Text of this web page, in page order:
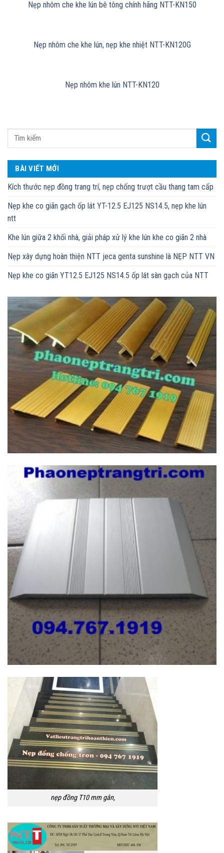
BÀI VIẾT MỚI
Kích thước nẹp đồng trang trí, nẹp chống trượt cầu thang tam cấp
Nẹp khe co giãn gạch ốp lát YT-12.5 EJ125 NS14.5, nẹp khe lún
ntt
Khe lún giữa 2 khối nhà, giải pháp xử lý khe lún khe co giãn 2 nhà
Nẹp xây dựng hoàn thiện NTT jeca genta sunshine là NẸP NTT VN
Nẹp khe co giãn YT12.5 EJ125 NS14.5 ốp lát sàn gạch của NTT
nẹp đồng T10 mm gân,
Nẹp nhôm che khe lún bê tông chính hãng NTT-KN150
Nẹp nhôm che khe lún, nẹp khe nhiệt NTT-KN120G
Nẹp nhôm khe lún NTT-KN120